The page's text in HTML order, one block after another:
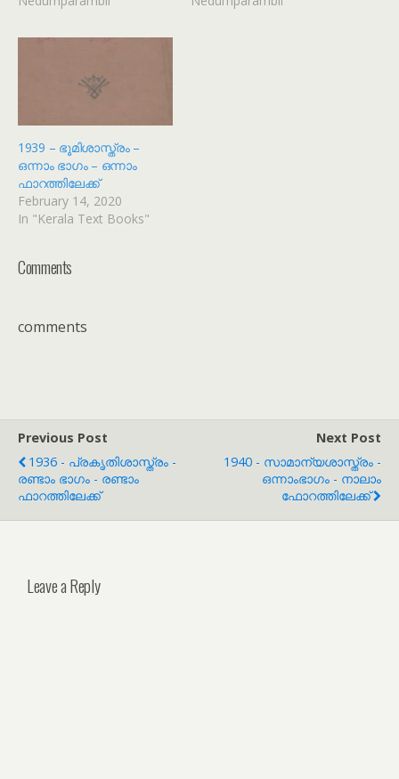
1939 – ഭൂമിശാസ്ത്രം –
ഒന്നാം ഭാഗം – ഒന്നാം
ഫാറത്തിലേക്ക്
February 14, 2020
In "Kerala Text Books"
Comments
comments
Previous Post
1936 - പ്രകൃതിശാസ്ത്രം -
രണ്ടാം ഭാഗം - രണ്ടാം
ഫാറത്തിലേക്ക്
Next Post
1940 - സാമാന്യശാസ്ത്രം -
ഒന്നാംഭാഗം - നാലാം
ഫോറത്തിലേക്ക്
Leave a Reply